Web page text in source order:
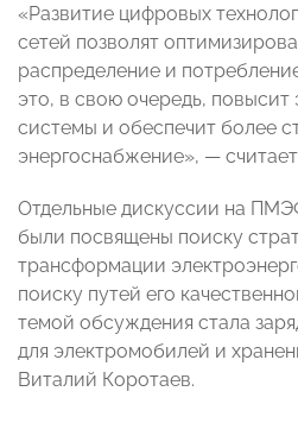
«Развитие цифровых
сетей позволят
распределение и
это, в свою очередь, повысит
системы и обеспечит более
энергоснабжение», —
Отдельные дискуссии на
были посвящены поиску
трансформации
поиску путей его
темой обсуждения стала
для электромобилей и
Виталий Коротаев.